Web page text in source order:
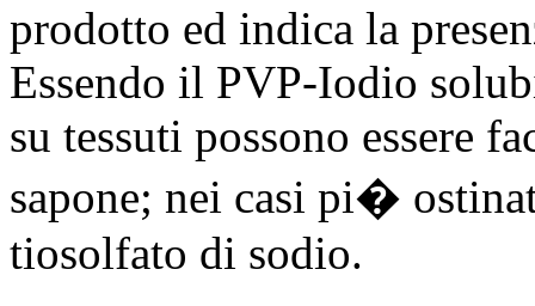
prodotto ed indica la
Essendo il PVP-Iodio
su tessuti possono essere
sapone; nei casi pi�
tiosolfato di sodio.